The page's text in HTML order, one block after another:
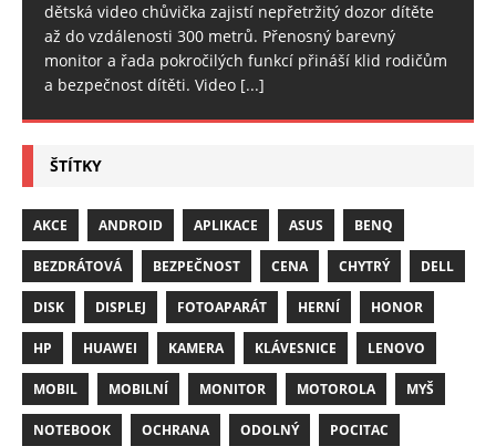
dětská video chůvička zajistí nepřetržitý dozor dítěte
až do vzdálenosti 300 metrů. Přenosný barevný
monitor a řada pokročilých funkcí přináší klid rodičům
a bezpečnost dítěti. Video [...]
ŠTÍTKY
AKCE ANDROID APLIKACE ASUS BENQ
BEZDRÁTOVÁ BEZPEČNOST CENA CHYTRÝ DELL
DISK DISPLEJ FOTOAPARÁT HERNÍ HONOR
HP HUAWEI KAMERA KLÁVESNICE LENOVO
MOBIL MOBILNÍ MONITOR MOTOROLA MYŠ
NOTEBOOK OCHRANA ODOLNÝ POCITAC